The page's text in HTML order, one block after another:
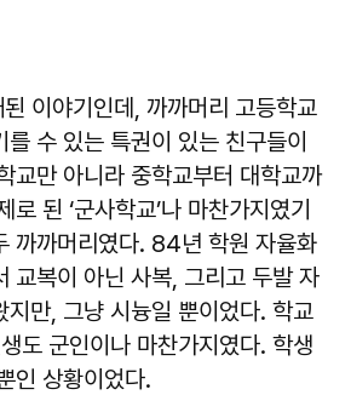
이야기인데, 까까머리 고등학교
수 있는 특권이 있는 친구들이
교만 아니라 중학교부터 대학교까
된 ‘군사학교’나 마찬가지였기
까까머리였다. 84년 학원 자율화
교복이 아닌 사복, 그리고 두발 자
지만, 그냥 시늉일 뿐이었다. 학교
도 군인이나 마찬가지였다. 학생
인 상황이었다.